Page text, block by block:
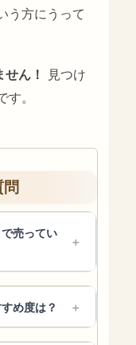
う方にうって
ん！
見つけ
。
売ってい
め度は？